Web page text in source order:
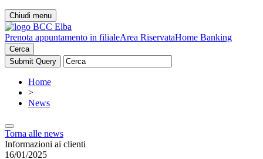
Chiudi menu
Prenota appuntamento in filialeArea RiservataHome Banking
Cerca
Home
>
News
Torna alle news
Informazioni ai clienti
16/01/2025